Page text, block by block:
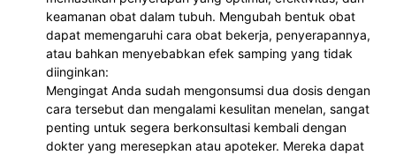
keamanan obat dalam tubuh. Mengubah bentuk obat
dapat memengaruhi cara obat bekerja, penyerapannya,
atau bahkan menyebabkan efek samping yang tidak
diinginkan:
Mengingat Anda sudah mengonsumsi dua dosis dengan
cara tersebut dan mengalami kesulitan menelan, sangat
penting untuk segera berkonsultasi kembali dengan
dokter yang meresepkan atau apoteker. Mereka dapat